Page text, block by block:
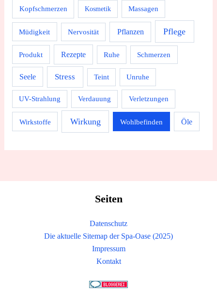
Kopfschmerzen Kosmetik Massagen
Müdigkeit Nervosität Pflanzen Pflege
Produkt Rezepte Ruhe Schmerzen
Seele Stress Teint Unruhe
UV-Strahlung Verdauung Verletzungen
Wirkstoffe Wirkung Wohlbefinden Öle
Seiten
Datenschutz
Die aktuelle Sitemap der Spa-Oase (2025)
Impressum
Kontakt